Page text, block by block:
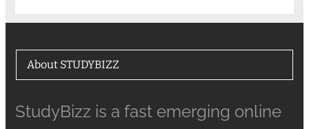
About STUDYBIZZ
StudyBizz is a fast emerging online